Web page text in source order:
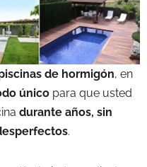
de hormigón, en
únicopara que usted
durante años, sin
.